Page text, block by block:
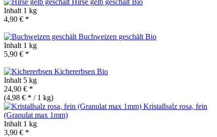
Inhalt 1 kg
4,90 € *
Buchweizen geschält Bio
Inhalt 1 kg
5,90 € *
Kichererbsen Bio
Inhalt 5 kg
24,90 € *
(4,98 € * / 1 kg)
Kristallsalz rosa, fein
(Granulat max 1mm)
Inhalt 1 kg
3,90 € *